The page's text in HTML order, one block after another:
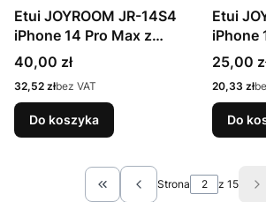
Etui JOYROOM JR-14S4
iPhone 14 Pro Max z
podstawką (czarne)
Cena
40,00 zł
Cena
32,52 złbez VAT
Do koszyka
Etui
iPhone
Cena
25,00
Cena
20,33 zł
Do
Wróć do pierwszej strony z
Strona z 15